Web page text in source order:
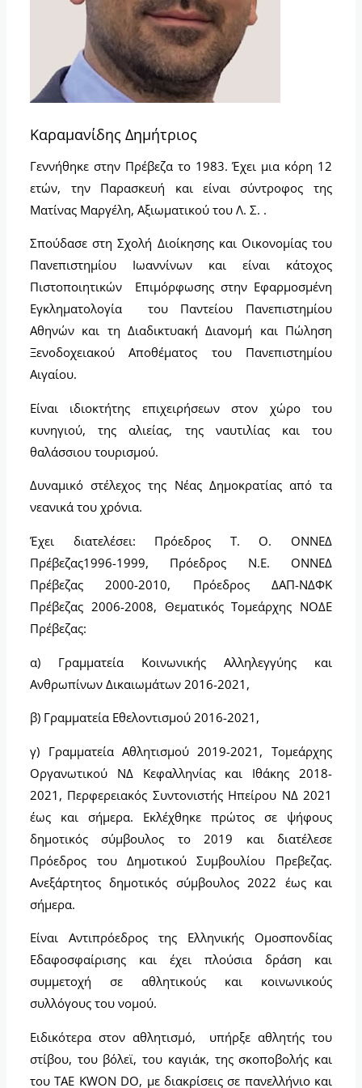
Καραμανίδης Δημήτριος
Γεννήθηκε στην Πρέβεζα το 1983. Έχει μια κόρη 12
ετών, την Παρασκευή και είναι σύντροφος της
Ματίνας Μαργέλη, Αξιωματικού του Λ. Σ. .
Σπούδασε στη Σχολή Διοίκησης και Οικονομίας του
Πανεπιστημίου Ιωαννίνων και είναι κάτοχος
Πιστοποιητικών Επιμόρφωσης στην Εφαρμοσμένη
Εγκληματολογία του Παντείου Πανεπιστημίου
Αθηνών και τη Διαδικτυακή Διανομή και Πώληση
Ξενοδοχειακού Αποθέματος του Πανεπιστημίου
Αιγαίου.
Είναι ιδιοκτήτης επιχειρήσεων στον χώρο του
κυνηγιού, της αλιείας, της ναυτιλίας και του
θαλάσσιου τουρισμού.
Δυναμικό στέλεχος της Νέας Δημοκρατίας από τα
νεανικά του χρόνια.
Έχει διατελέσει: Πρόεδρος Τ. Ο. ΟΝΝΕΔ
Πρέβεζας1996-1999, Πρόεδρος Ν.Ε. ΟΝΝΕΔ
Πρέβεζας 2000-2010, Πρόεδρος ΔΑΠ-ΝΔΦΚ
Πρέβεζας 2006-2008, Θεματικός Τομεάρχης ΝΟΔΕ
Πρέβεζας:
α) Γραμματεία Κοινωνικής Αλληλεγγύης και
Ανθρωπίνων Δικαιωμάτων 2016-2021,
β) Γραμματεία Εθελοντισμού 2016-2021,
γ) Γραμματεία Αθλητισμού 2019-2021, Τομεάρχης
Οργανωτικού ΝΔ Κεφαλληνίας και Ιθάκης 2018-
2021, Περφερειακός Συντονιστής Ηπείρου ΝΔ 2021
έως και σήμερα. Εκλέχθηκε πρώτος σε ψήφους
δημοτικός σύμβουλος το 2019 και διατέλεσε
Πρόεδρος του Δημοτικού Συμβουλίου Πρεβεζας.
Ανεξάρτητος δημοτικός σύμβουλος 2022 έως και
σήμερα.
Είναι Αντιπρόεδρος της Ελληνικής Ομοσπονδίας
Εδαφοσφαίρισης και έχει πλούσια δράση και
συμμετοχή σε αθλητικούς και κοινωνικούς
συλλόγους του νομού.
Ειδικότερα στον αθλητισμό, υπήρξε αθλητής του
στίβου, του βόλεϊ, του καγιάκ, της σκοποβολής και
του TAE KWON DO, με διακρίσεις σε πανελλήνιο και